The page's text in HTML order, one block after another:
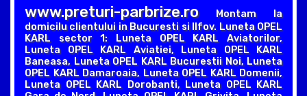
www.preturi-parbrize.roMontam la
domicilu clientului in Bucuresti si Ilfov. Luneta OPEL
KARL sector 1: Luneta OPEL KARL Aviatorilor,
Luneta OPEL KARL Aviatiei, Luneta OPEL KARL
Baneasa, Luneta OPEL KARL Bucurestii Noi, Luneta
OPEL KARL Damaroaia, Luneta OPEL KARL Domenii,
Luneta OPEL KARL Dorobanti, Luneta OPEL KARL